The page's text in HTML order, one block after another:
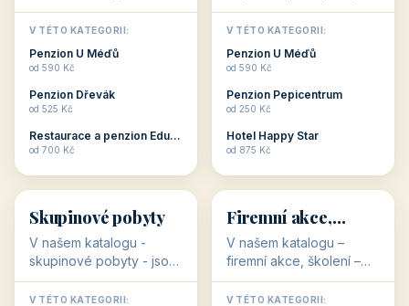
jsou pro Vás připraveny
objekty, které svojí
stavbou, polohou anebo
zaměřením nabízí
Romantické ...
V TÉTO KATEGORII:
Penzion U Méďů
od 590 Kč
Penzion Dřevák
od 525 Kč
Restaurace a penzion Eduard
od 700 Kč
jsou pro Vás připraveny
objekty, které jsou na
milovníky cykloturistiky
připraveny. Většinou mají
V TÉTO KATEGORII:
Penzion U Méďů
od 590 Kč
Penzion Pepicentrum
od 250 Kč
Hotel Happy Star
od 875 Kč
👥
👥
32 objektů
Skupinové pobyty
V našem katalogu -
skupinové pobyty - jsou
pro Vás připraveny
objekty, které nabízí
V TÉTO KATEGORII:
💼
💼
31 objektů
Firemní akce,
školení
V našem katalogu –
firemní akce, školení –
jsou pro Vás připraveny
objekty, které mají
V TÉTO KATEGORII: